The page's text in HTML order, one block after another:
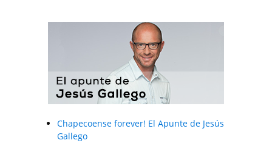
Chapecoense forever! El Apunte de Jesús
Gallego